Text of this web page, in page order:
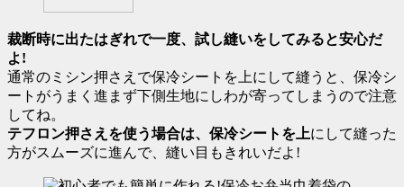
裁断時に出たはぎれで一度、試し縫いをしてみると安心だ
よ!
通常のミシン押さえで保冷シートを上にして縫うと、保冷シ
ートがうまく進まず下側生地にしわが寄ってしまうので注意
してね。
テフロン押さえを使う場合は、保冷シートを上にして縫った
方がスムーズに進んで、縫い目もきれいだよ!